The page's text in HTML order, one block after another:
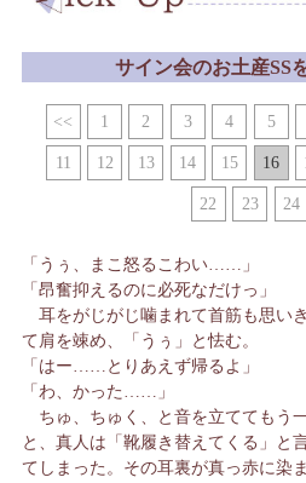
サイン会のお土産SS
<< 1 2 3 4 5
11 12 13 14 15 16
22 23 24
「うぅ、まこ怒るこわい……」
「昂奮抑えるのに必死なだけっ」
耳をがじがじ噛まれて首筋も思い
て肩を竦め、「うぅ」と怯む。
「はー……とりあえず帰るよ」
「わ、かった……」
ちゅ、ちゅく、と音を立ててもう
と、真人は「靴履き替えてくる」と
てしまった。その耳裏が真っ赤に染